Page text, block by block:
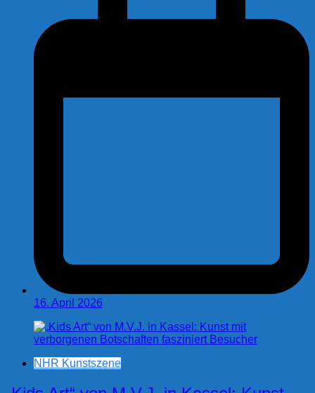
16. April 2026
NHR Kunstszene